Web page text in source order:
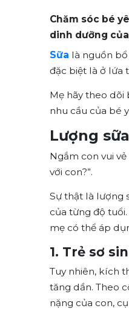
Chăm sóc bé
dinh dưỡng
Sữa là nguồn
đặc biệt là ở lứa
Mẹ hãy theo dõi
nhu cầu của bé
Lượng
Ngắm con vui
với con?”.
Sự thật là lượng
của từng độ
mẹ có thể áp
1. Trẻ sơ
Tuy nhiên, kích
tăng dần. Theo
nặng của con,